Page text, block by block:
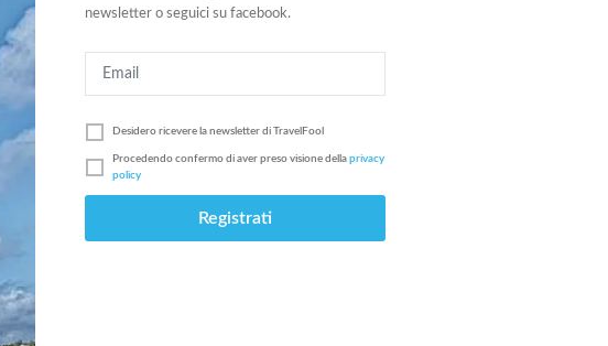
newsletter o seguici su facebook.
Desidero ricevere la newsletter di TravelFool
Procedendo confermo di aver preso visione della privacy
policy
Registrati